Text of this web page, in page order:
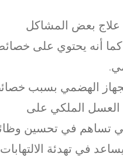
علاج بعض المشاكل
كما أنه يحتوي على
الهضمي بسبب
العسل الملكي على
تساهم في تحسين
في تهدئة الالتهابات